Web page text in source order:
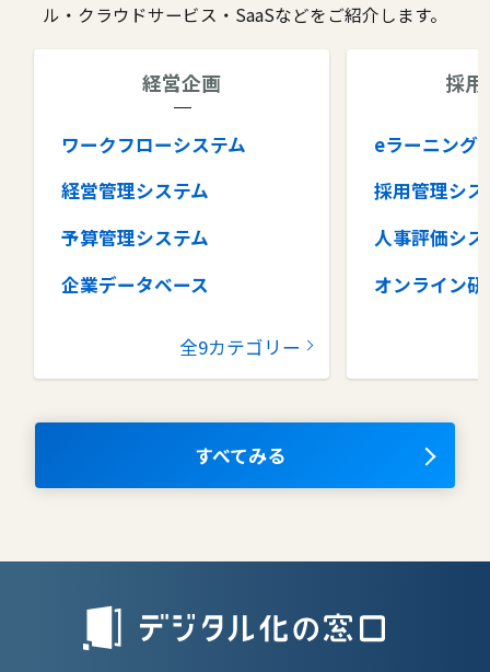
ル・クラウドサービス・SaaSなどをご紹介します。
経営企画
ワークフローシステム
経営管理システム
予算管理システム
企業データベース
コラボレーションツール
ナレッジマネジメントツール
全9カテゴリー
採
eラーニング
採用管理シス
人事評価シス
オンライン研
タレントマ
OKRツール
授業支援シス
すべてみる